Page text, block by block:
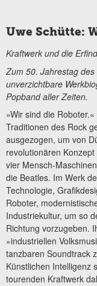
Uwe Schütte:
Kraftwerk und die
Zum 50. Jahrestag
unverzichtbare
Popband aller Zeiten.
»Wir sind die
Traditionen des Rock
ausgezogen, um von
revolutionären
vier Mensch-
die Beatles. Im Werk
Technologie,
Roboter,
Industriekultur, um so
Richtung vorzugeben.
»industriellen
tanzbaren Soundtrack
Künstlichen Intelligenz
tourenden Kraftwerk